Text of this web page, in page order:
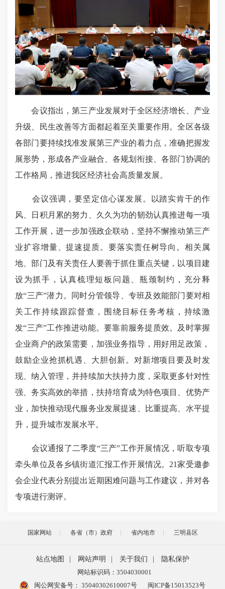
会议指出，第三产业发展对于全区经济增长、产业
升级、民生改善等方面都起着至关重要作用。全区各级
各部门要持续找准发展第三产业的着力点，准确把握发
展形势，形成各产业融合、各规划衔接、各部门协调的
工作格局，推进我区经济社会高质量发展。
会议强调，要坚定信心谋发展。以踏实肯干的作
风、日积月累的努力、久久为功的韧劲认真推进每一项
工作开展，进一步加强政企联动，坚持不懈推动第三产
业扩容增量、提速提质。要落实责任树导向。相关属
地、部门及有关责任人要善于抓住重点关键，以项目建
设为抓手，认真梳理短板问题、瓶颈制约，充分释
放“三产”潜力。同时分管领导、专班及效能部门要对相
关工作持续跟踪督查，围绕目标任务考核，持续激
发“三产”工作推进动能。要靠前服务提质效。及时掌握
企业商户的政策需要，加强业务指导，用好用足政策，
鼓励企业抢抓机遇、大胆创新。对新增项目要及时发
现、纳入管理，并持续加大扶持力度，采取更多针对性
强、务实高效的举措，扶持培育成为特色项目、优势产
业，加快推动现代服务业发展提速、比重提高、水平提
升，提升城市发展水平。
会议通报了二季度“三产”工作开展情况，听取专项
牵头单位及各乡镇街道汇报工作开展情况。21家受邀参
会企业代表分别提出近期困难问题与工作建议，并对各
专项进行测评。
国家网站 各省（市）政府 省内地市 三明县区
站点地图 | 网站声明 | 关于我们 |
隐私保护
网站标识码：3504030001
闽公网安备号： 35040302610007号 闽ICP备15013523号